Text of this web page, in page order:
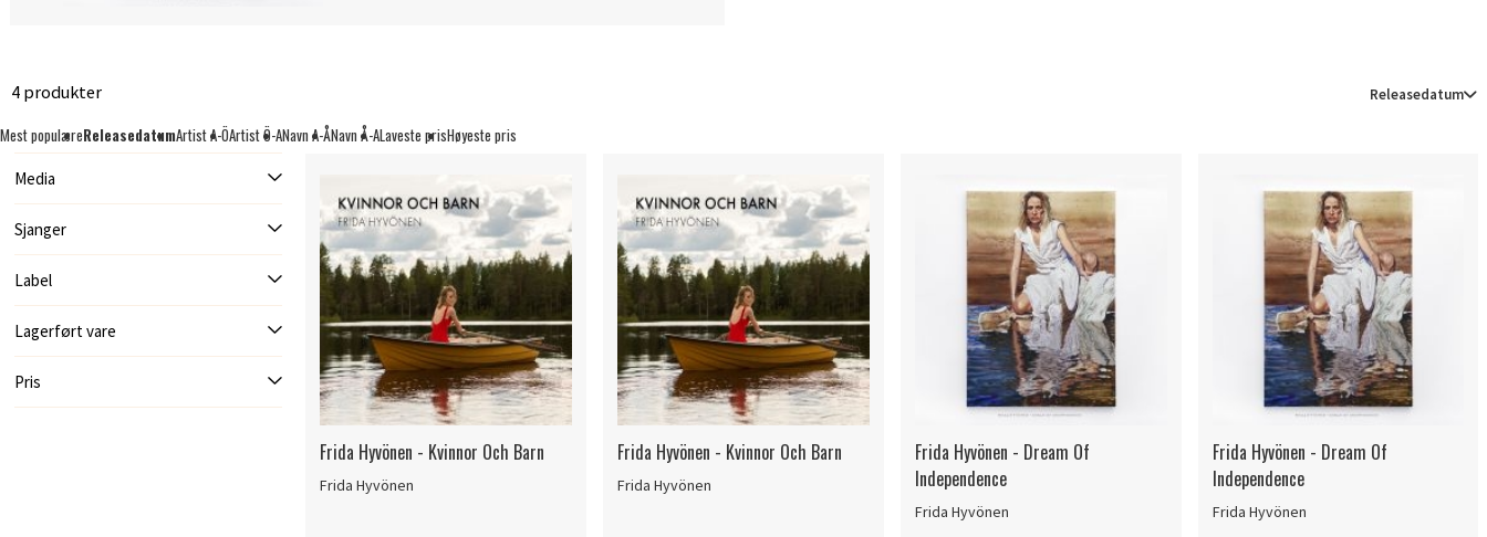
4 produkter Releasedatum
Mest populæreReleasedatumArtist A-ÖArtist Ö-ANavn A-ÅNavn Å-ALaveste prisHøyeste pris
Media
Sjanger
Label
Lagerført vare
Pris
Frida Hyvönen - Kvinnor Och Barn
Frida Hyvönen
Frida Hyvönen - Kvinnor Och Barn
Frida Hyvönen
Frida Hyvönen - Dream Of
Independence
Frida Hyvönen
Frida Hyvönen - Dream Of
Independence
Frida Hyvönen